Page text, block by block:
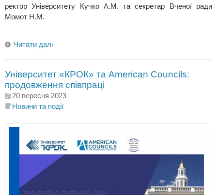
ректор Університету Кучко А.М. та секретар Вченої ради
Момот Н.М.
Читати далі
Університет «КРОК» та American Councils:
продовження співпраці
20 вересня 2023
Новини та події